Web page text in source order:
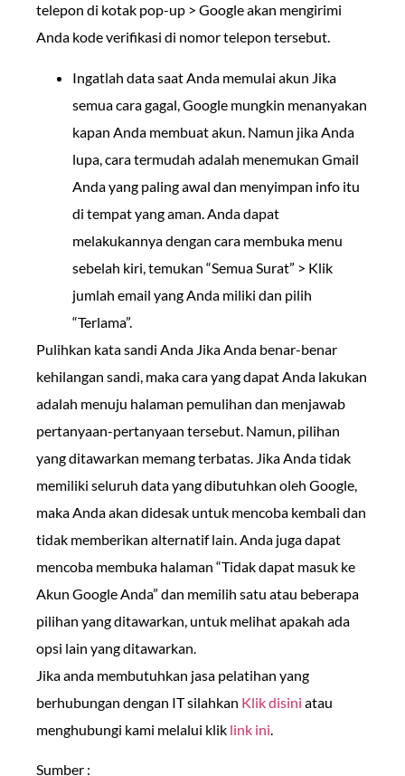
telepon di kotak pop-up > Google akan mengirimi
Anda kode verifikasi di nomor telepon tersebut.
Ingatlah data saat Anda memulai akun Jika
semua cara gagal, Google mungkin menanyakan
kapan Anda membuat akun. Namun jika Anda
lupa, cara termudah adalah menemukan Gmail
Anda yang paling awal dan menyimpan info itu
di tempat yang aman. Anda dapat
melakukannya dengan cara membuka menu
sebelah kiri, temukan “Semua Surat” > Klik
jumlah email yang Anda miliki dan pilih
“Terlama”.
Pulihkan kata sandi Anda Jika Anda benar-benar
kehilangan sandi, maka cara yang dapat Anda lakukan
adalah menuju halaman pemulihan dan menjawab
pertanyaan-pertanyaan tersebut. Namun, pilihan
yang ditawarkan memang terbatas. Jika Anda tidak
memiliki seluruh data yang dibutuhkan oleh Google,
maka Anda akan didesak untuk mencoba kembali dan
tidak memberikan alternatif lain. Anda juga dapat
mencoba membuka halaman “Tidak dapat masuk ke
Akun Google Anda” dan memilih satu atau beberapa
pilihan yang ditawarkan, untuk melihat apakah ada
opsi lain yang ditawarkan.
Jika anda membutuhkan jasa pelatihan yang
berhubungan dengan IT silahkan Klik disini atau
menghubungi kami melalui klik link ini.
Sumber :